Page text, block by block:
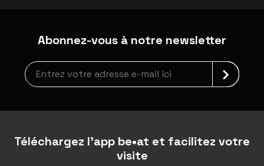
Abonnez-vous à notre newsletter
Inscription à la newsletter
Téléchargez l'app be•at et facilitez votre
visite